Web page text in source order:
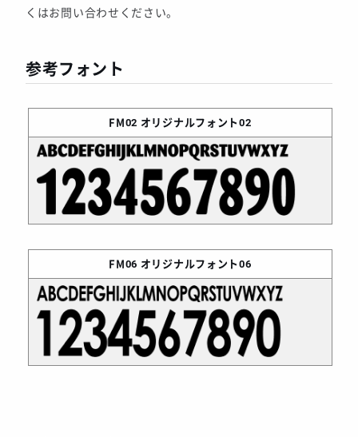
くはお問い合わせください。
参考フォント
FM02 オリジナルフォント02
FM06 オリジナルフォント06